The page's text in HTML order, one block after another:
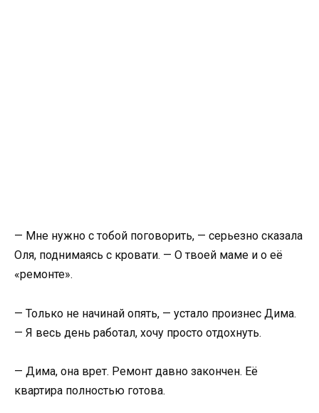
— Мне нужно с тобой поговорить, — серьезно сказала
Оля, поднимаясь с кровати. — О твоей маме и о её
«ремонте».
— Только не начинай опять, — устало произнес Дима.
— Я весь день работал, хочу просто отдохнуть.
— Дима, она врет. Ремонт давно закончен. Её
квартира полностью готова.